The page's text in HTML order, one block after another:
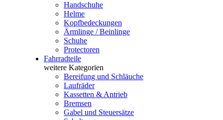
Handschuhe
Helme
Kopfbedeckungen
Ärmlinge / Beinlinge
Schuhe
Protectoren
Fahrradteile
weitere Kategorien
Bereifung und Schläuche
Laufräder
Kassetten & Antrieb
Bremsen
Gabel und Steuersätze